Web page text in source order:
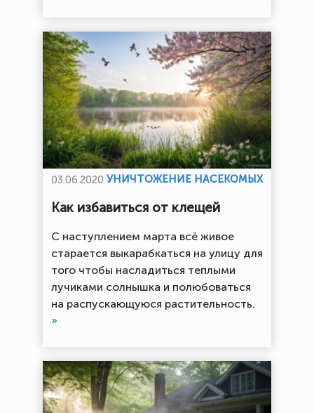
03.06.2020 УНИЧТОЖЕНИЕ НАСЕКОМЫХ
Как избавиться от клещей
С наступлением марта всё живое
старается выкарабкаться на улицу для
того чтобы насладиться теплыми
лучиками солнышка и полюбоваться
на распускающуюся растительность.
»